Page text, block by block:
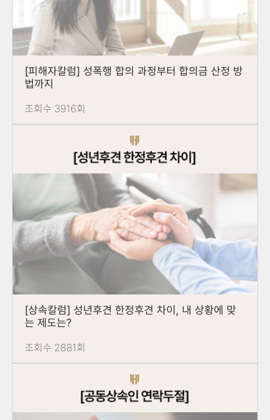
[피해자칼럼] 성폭행 합의 과정부터 합의금 산정 방
법까지
조회수 3916회
[상속칼럼] 성년후견 한정후견 차이, 내 상황에 맞
는 제도는?
조회수 2881회